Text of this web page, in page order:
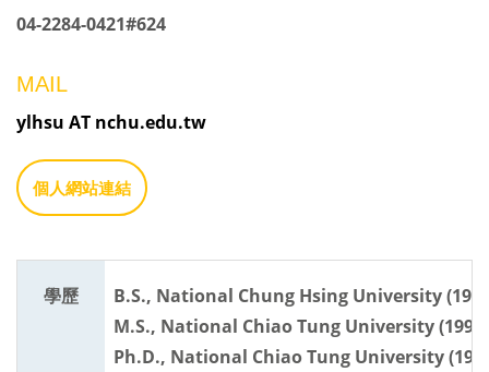
04-2284-0421#624
MAIL
ylhsu AT nchu.edu.tw
個人網站連結
學歷
B.S., National Chung Hsing University
M.S., National Chiao Tung University
Ph.D., National Chiao Tung University